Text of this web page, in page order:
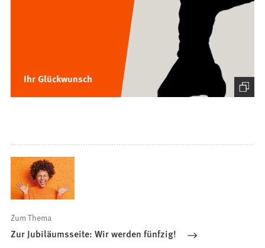
Ihr Glückwunsch
Zum Thema
Zur Jubiläumsseite: Wir werden fünfzig!